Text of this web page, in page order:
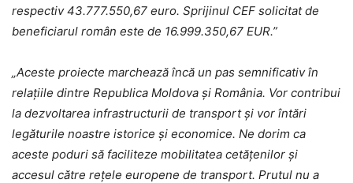
respectiv 43.777.550,67 euro. Sprijinul CEF solicitat de
beneficiarul român este de 16.999.350,67 EUR.”
„Aceste proiecte marchează încă un pas semnificativ în
relaţiile dintre Republica Moldova şi România. Vor contribui
la dezvoltarea infrastructurii de transport şi vor întări
legăturile noastre istorice şi economice. Ne dorim ca
aceste poduri să faciliteze mobilitatea cetăţenilor şi
accesul către reţele europene de transport. Prutul nu a